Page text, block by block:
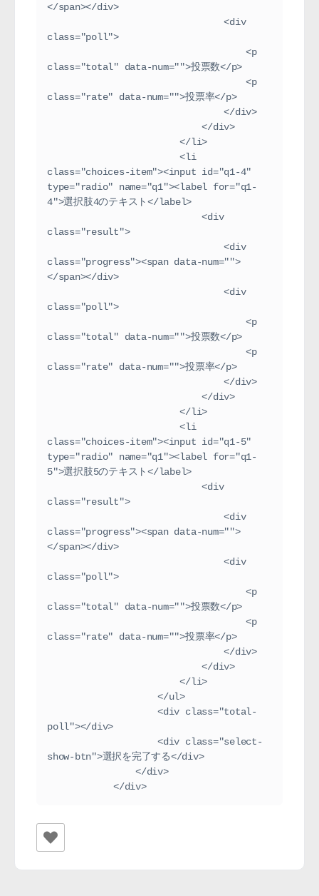
</span></div>
                                <div
class="poll">
                                    <p
class="total" data-num="">投票数</p>
                                    <p
class="rate" data-num="">投票率</p>
                                </div>
                            </div>
                        </li>
                        <li
class="choices-item"><input id="q1-4"
type="radio" name="q1"><label for="q1-
4">選択肢4のテキスト</label>
                            <div
class="result">
                                <div
class="progress"><span data-num="">
</span></div>
                                <div
class="poll">
                                    <p
class="total" data-num="">投票数</p>
                                    <p
class="rate" data-num="">投票率</p>
                                </div>
                            </div>
                        </li>
                        <li
class="choices-item"><input id="q1-5"
type="radio" name="q1"><label for="q1-
5">選択肢5のテキスト</label>
                            <div
class="result">
                                <div
class="progress"><span data-num="">
</span></div>
                                <div
class="poll">
                                    <p
class="total" data-num="">投票数</p>
                                    <p
class="rate" data-num="">投票率</p>
                                </div>
                            </div>
                        </li>
                    </ul>
                    <div class="total-
poll"></div>
                    <div class="select-
show-btn">選択を完了する</div>
                </div>
            </div>